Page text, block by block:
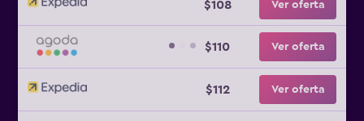
$108 Ver oferta
$110 Ver oferta
$112 Ver oferta